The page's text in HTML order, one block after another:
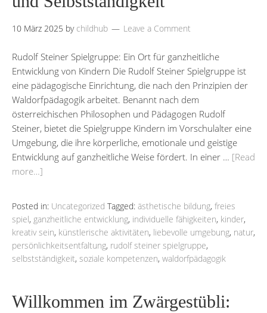
10 März 2025 by childhub Leave a Comment
Rudolf Steiner Spielgruppe: Ein Ort für ganzheitliche
Entwicklung von Kindern Die Rudolf Steiner Spielgruppe ist
eine pädagogische Einrichtung, die nach den Prinzipien der
Waldorfpädagogik arbeitet. Benannt nach dem
österreichischen Philosophen und Pädagogen Rudolf
Steiner, bietet die Spielgruppe Kindern im Vorschulalter eine
Umgebung, die ihre körperliche, emotionale und geistige
Entwicklung auf ganzheitliche Weise fördert. In einer … [Read
more…]
Posted in: Uncategorized Tagged: ästhetische bildung, freies
spiel, ganzheitliche entwicklung, individuelle fähigkeiten, kinder,
kreativ sein, künstlerische aktivitäten, liebevolle umgebung, natur,
persönlichkeitsentfaltung, rudolf steiner spielgruppe,
selbstständigkeit, soziale kompetenzen, waldorfpädagogik
Willkommen im Zwärgestübli: